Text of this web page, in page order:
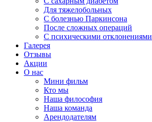
Для тяжелобольных
С болезнью Паркинсона
После сложных операций
С психическими отклонениями
Галерея
Отзывы
Акции
О нас
Мини фильм
Кто мы
Наша философия
Наша команда
Арендодателям